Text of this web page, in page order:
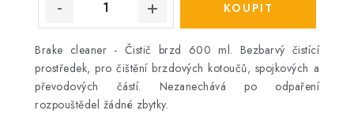
Brake cleaner - Čistič brzd 600 ml. Bezbarvý čistící
prostředek, pro čištění brzdových kotoučů, spojkových a
převodových částí. Nezanechává po odpaření
rozpouštědel žádné zbytky.